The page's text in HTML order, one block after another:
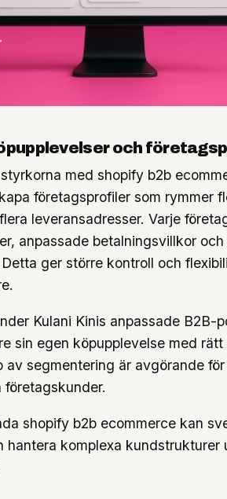
och
med shopify b2b
företagsprofiler som rymmer
leveransadresser. Varje
anpassade betalningsvillkor och
ger större kontroll och
Kulani Kinis anpassade B2B-
sin egen köpupplevelse med rätt
av segmentering är avgörande
shopify b2b ecommerce kan
hantera komplexa kundstrukturer